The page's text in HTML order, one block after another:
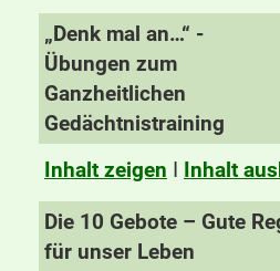
„Denk mal an…“ -
Übungen zum
Ganzheitlichen
Gedächtnistraining
Inhalt zeigen I Inhalt
Die 10 Gebote – Gute
für unser Leben